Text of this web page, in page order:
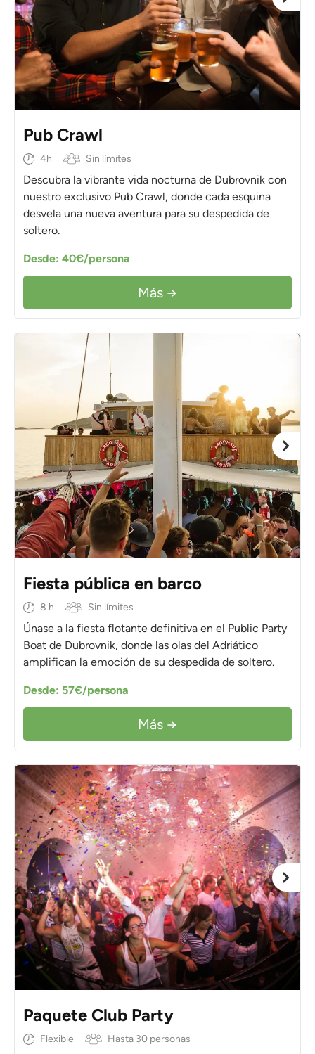
Pub Crawl
4h Sin límites
Descubra la vibrante vida nocturna de Dubrovnik con
nuestro exclusivo Pub Crawl, donde cada esquina
desvela una nueva aventura para su despedida de
soltero.
Desde: 40€/persona
Más →
Fiesta pública en barco
8 h Sin límites
Únase a la fiesta flotante definitiva en el Public Party
Boat de Dubrovnik, donde las olas del Adriático
amplifican la emoción de su despedida de soltero.
Desde: 57€/persona
Más →
Paquete Club Party
Flexible Hasta 30 personas